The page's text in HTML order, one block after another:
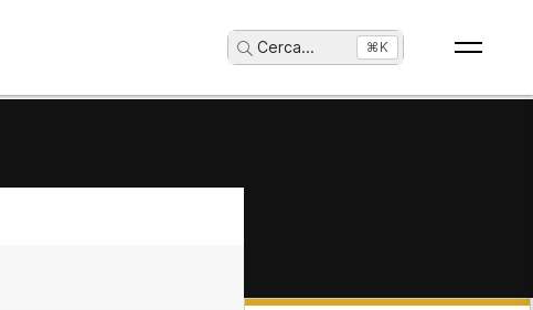
Cerca... ⌘K